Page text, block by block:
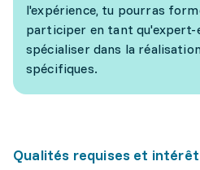
l'expérience, tu pourras
participer en tant qu'expert-
spécialiser dans la
spécifiques.
Qualités requises et